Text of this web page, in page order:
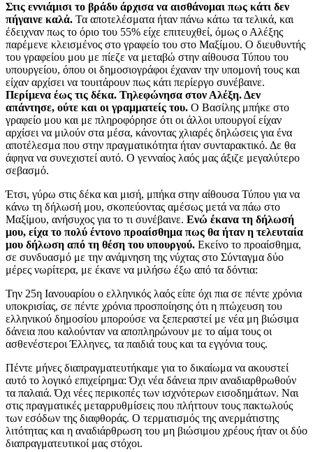
Στις εννιάμισι το βράδυ άρχισα να αισθάνομαι πως κάτι δεν
πήγαινε καλά. Τα αποτελέσματα ήταν πάνω κάτω τα τελικά, και
έδειχναν πως το όριο του 55% είχε επιτευχθεί, όμως ο Αλέξης
παρέμενε κλεισμένος στο γραφείο του στο Μαξίμου. Ο διευθυντής
του γραφείου μου με πίεζε να μεταβώ στην αίθουσα Τύπου του
υπουργείου, όπου οι δημοσιογράφοι έχαναν την υπομονή τους και
είχαν αρχίσει να τουιτάρουν πως κάτι περίεργο συνέβαινε.
Περίμενα έως τις δέκα. Τηλεφώνησα στον Αλέξη. Δεν
απάντησε, ούτε και οι γραμματείς του. Ο Βασίλης μπήκε στο
γραφείο μου και με πληροφόρησε ότι οι άλλοι υπουργοί είχαν
αρχίσει να μιλούν στα μέσα, κάνοντας χλιαρές δηλώσεις για ένα
αποτέλεσμα που στην πραγματικότητα ήταν συνταρακτικό. Δε θα
άφηνα να συνεχιστεί αυτό. Ο γενναίος λαός μας άξιζε μεγαλύτερο
σεβασμό.
Έτσι, γύρω στις δέκα και μισή, μπήκα στην αίθουσα Τύπου για να
κάνω τη δήλωσή μου, σκοπεύοντας αμέσως μετά να πάω στο
Μαξίμου, ανήσυχος για το τι συνέβαινε. Ενώ έκανα τη δήλωσή
μου, είχα το πολύ έντονο προαίσθημα πως θα ήταν η τελευταία
μου δήλωση από τη θέση του υπουργού. Εκείνο το προαίσθημα,
σε συνδυασμό με την ανάμνηση της νύχτας στο Σύνταγμα δύο
μέρες νωρίτερα, με έκανε να μιλήσω έξω από τα δόντια:
Την 25η Ιανουαρίου ο ελληνικός λαός είπε όχι πια σε πέντε χρόνια
υποκρισίας, σε πέντε χρόνια προσποίησης ότι η πτώχευση του
ελληνικού δημοσίου μπορούσε να ξεπεραστεί με νέα μη βιώσιμα
δάνεια που καλούνταν να αποπληρώνουν με το αίμα τους οι
ασθενέστεροι Έλληνες, τα παιδιά τους και τα εγγόνια τους.
Πέντε μήνες διαπραγματευτήκαμε για το δικαίωμα να ακουστεί
αυτό το λογικό επιχείρημα: Όχι νέα δάνεια πριν αναδιαρθρωθούν
τα παλαιά. Όχι νέες περικοπές των ισχνότερων εισοδημάτων. Ναι
στις πραγματικές μεταρρυθμίσεις που πλήττουν τους πακτωλούς
των εσόδων της διαφθοράς. Ο τερματισμός της ανερμάτιστης
λιτότητας και η αναδιάρθρωση του μη βιώσιμου χρέους ήταν οι δύο
διαπραγματευτικοί μας στόχοι.